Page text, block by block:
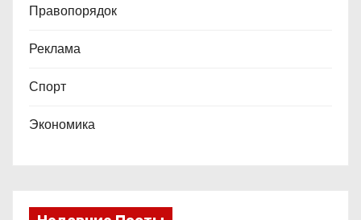
Правопорядок
Реклама
Спорт
Экономика